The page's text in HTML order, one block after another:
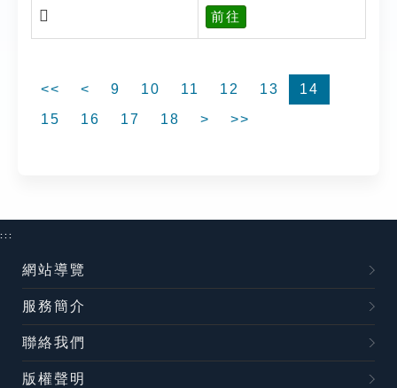
𡙏 前往
<< < 9 10 11 12 13
14
15
16 17 18 > >>
:::
網站導覽
服務簡介
聯絡我們
版權聲明